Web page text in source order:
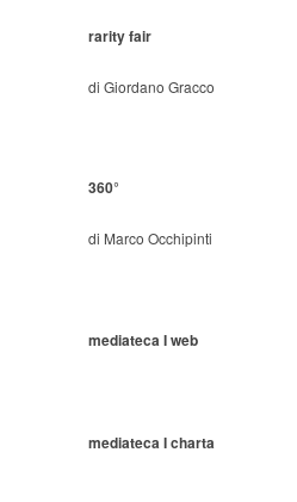
rarity fair
di Giordano Gracco
360°
di Marco Occhipinti
mediateca I web
mediateca I charta